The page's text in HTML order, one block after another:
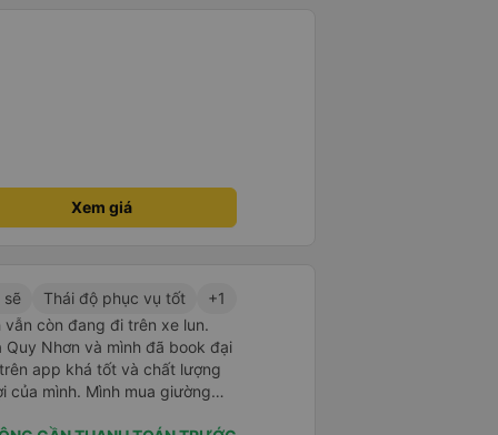
Xem giá
sẽ Thái độ phục vụ tốt
+1
còn đang đi trên xe lun.
Nhơn và mình đã book đại
app khá tốt và chất lượng
của mình. Mình mua giường
viên của nhà xe phải nói là